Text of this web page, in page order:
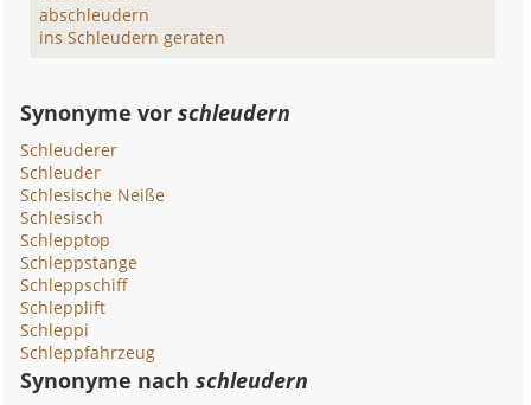
abschleudern
ins Schleudern geraten
Synonyme vorschleudern
Schleuderer
Schleuder
Schlesische Neiße
Schlesisch
Schlepptop
Schleppstange
Schleppschiff
Schlepplift
Schleppi
Schleppfahrzeug
Synonyme nachschleudern